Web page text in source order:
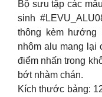
Bộ sưu tập các
sinh
thông kèm hướng
nhôm alu mang lại
điểm nhấn trong
bớt nhàm chán.
Kích thước bảng: